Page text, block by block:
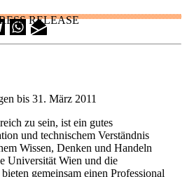
RELEASE
bis 31. März 2011
zu sein, ist ein gutes
und technischem Verständnis
Wissen, Denken und Handeln
Universität Wien und die
gemeinsam einen Professional